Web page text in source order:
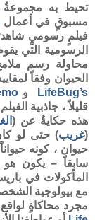
تحيط به مجموعةٌ
مسبوقٍ في
فيلمٍ رسوميٍ
الرسومية التي
محاولة رسم
الحيوان وفقاً
Bug’s
Life و
قليلاً ، جاذبية
هذه حكايةٌ عن (
(غريب) حتى لو
حيوان ، كونه
سابقاً – يكون
المأكولات في
مع بيولوجية
مجرد محاكاةٍ